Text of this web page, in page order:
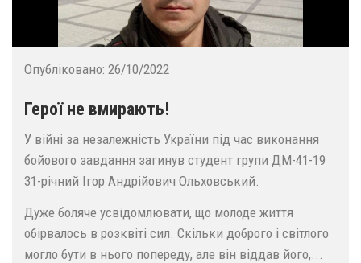
Опубліковано: 26/10/2022
Герої не вмирають!
У війні за незалежність України під час виконання
бойового завдання загинув студент групи ДМ-41-19
31-річний Ігор Андрійович Ольховський.
Дуже боляче усвідомлювати, що молоде життя
обірвалось в розквіті сил. Скільки доброго і світлого
могло бути в нього попереду, але він віддав його,...